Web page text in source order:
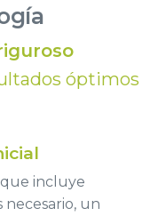
óptimos
incluye
necesario, un